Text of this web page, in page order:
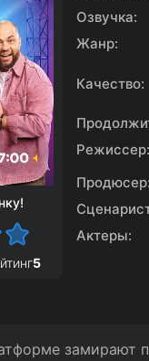
5
Озвучка:
Жанр:
Качество:
Режиссер:
Продюсер:
Актеры:
замирают